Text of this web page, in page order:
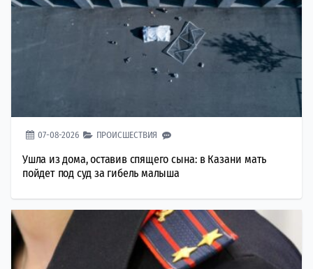
07-08-2026 ПРОИСШЕСТВИЯ
Ушла из дома, оставив спящего сына: в Казани мать
пойдет под суд за гибель малыша